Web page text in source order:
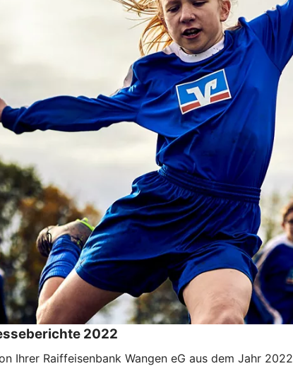
2022
Ihrer Raiffeisenbank Wangen eG aus dem Jahr 2022